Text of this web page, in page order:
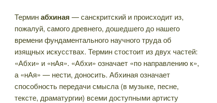
Терминабхиная — санскритский и происходит из,
пожалуй, самого древнего, дошедшего до нашего
времени фундаментального научного труда об
изящных искусствах. Термин стостоит из двух частей:
«Абхи» и «нАя». «Абхи» означает «по направлению к»,
а «нАя» — нести, доносить. Абхиная означает
способность передачи смысла (в музыке, песне,
тексте, драматургии) всеми доступными артисту